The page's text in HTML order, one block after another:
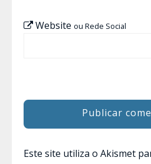
Website ou Rede Social
Este site utiliza o Akismet